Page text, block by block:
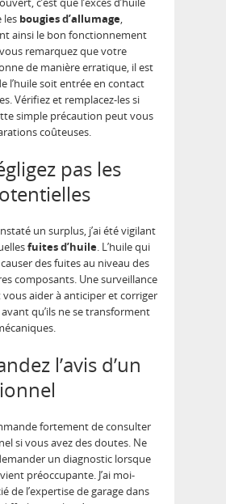
les bougies d’allumage,
ainsi le bon fonctionnement
remarquez que votre
de manière erratique, il est
l’huile soit entrée en contact
Vérifiez et remplacez-les si
simple précaution peut vous
coûteuses.
pas les
un surplus, j’ai été vigilant
fuites d’huile. L’huile qui
des fuites au niveau des
composants. Une surveillance
aider à anticiper et corriger
qu’ils ne se transforment
l’avis d’un
fortement de consulter
si vous avez des doutes. Ne
un diagnostic lorsque
préoccupante. J’ai moi-
de l’expertise de garage dans